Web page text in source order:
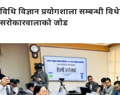
विधि विज्ञान प्रयोगशाला सम्बन्धी
सरोकारवालाको जोड